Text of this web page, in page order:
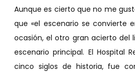
Aunque es cierto que no me
que «el escenario se convierte
ocasión, el otro gran acierto del
escenario principal. El Hospital
cinco siglos de historia, fue